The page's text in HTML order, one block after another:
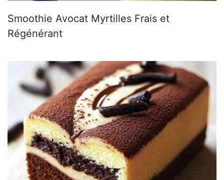
Smoothie Avocat Myrtilles Frais et
Régénérant